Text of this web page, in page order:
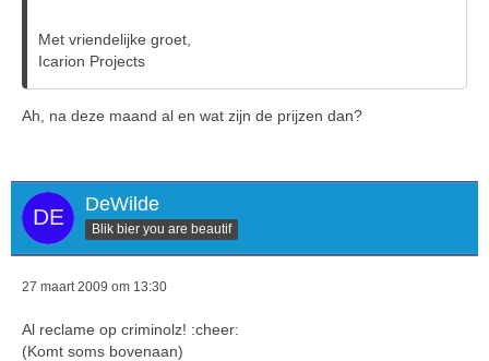
Met vriendelijke groet,
Icarion Projects
Ah, na deze maand al en wat zijn de prijzen dan?
DeWilde
Blik bier you are beautif
27 maart 2009 om 13:30
Al reclame op criminolz! :cheer:
(Komt soms bovenaan)